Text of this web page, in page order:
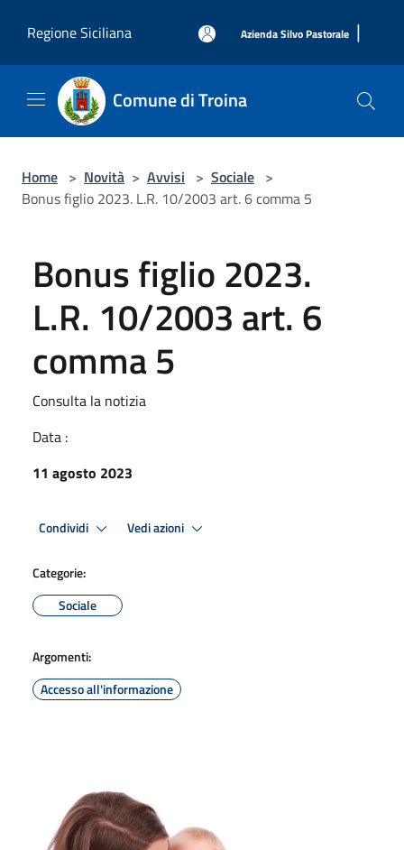
Regione Siciliana
Azienda Silvo Pastorale |
Comune di Troina
Home > Novità > Avvisi > Sociale >
Bonus figlio 2023. L.R. 10/2003 art. 6 comma 5
Bonus figlio 2023.
L.R. 10/2003 art. 6
comma 5
Consulta la notizia
Data :
11 agosto 2023
Condividi Vedi azioni
Categorie:
Sociale
Argomenti:
Accesso all'informazione